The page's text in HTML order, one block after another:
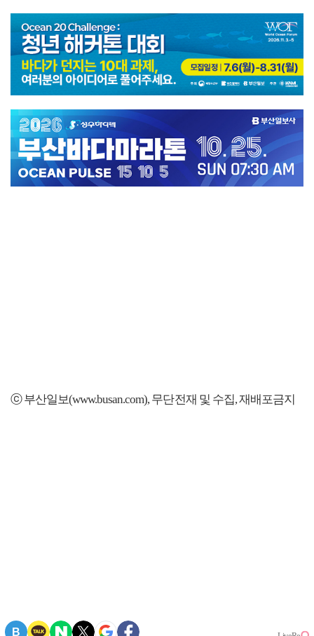
ⓒ 부산일보(www.busan.com), 무단전재 및 수집, 재배포금지